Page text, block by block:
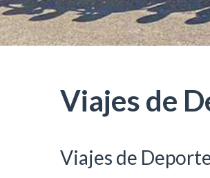
Viajes de
Viajes de